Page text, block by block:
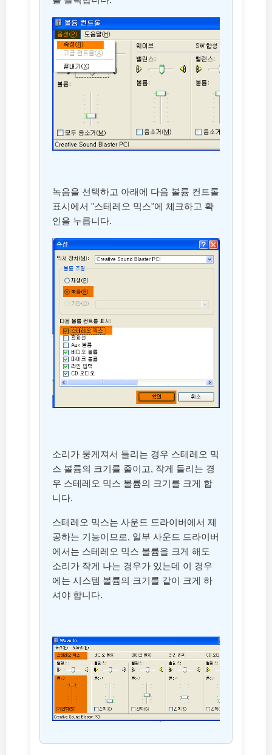
녹음을 선택하고 아래에 다음 볼륨 컨트롤
표시에서 "스테레오 믹스"에 체크하고 확
인을 누릅니다.
소리가 뭉게져서 들리는 경우 스테레오 믹
스 볼륨의 크기를 줄이고, 작게 들리는 경
우 스테레오 믹스 볼륨의 크기를 크게 합
니다.
스테레오 믹스는 사운드 드라이버에서 제
공하는 기능이므로, 일부 사운드 드라이버
에서는 스테레오 믹스 볼륨을 크게 해도
소리가 작게 나는 경우가 있는데 이 경우
에는 시스템 볼륨의 크기를 같이 크게 하
셔야 합니다.